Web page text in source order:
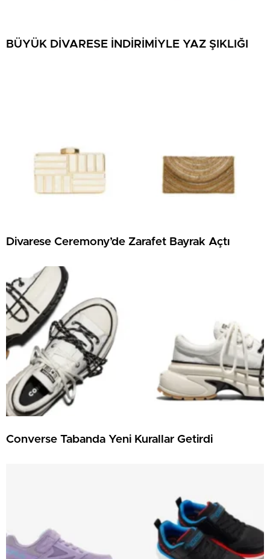
BÜYÜK DİVARESE İNDİRİMİYLE YAZ ŞIKLIĞI
Divarese Ceremony’de Zarafet Bayrak Açtı
Converse Tabanda Yeni Kurallar Getirdi